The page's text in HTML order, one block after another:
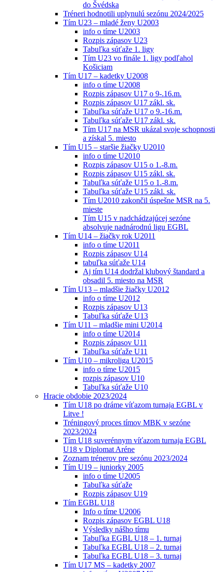
do Švédska
Tréneri hodnotili uplynulú sezónu 2024/2025
Tím U23 – mladé ženy U2003
info o tíme U2003
Rozpis zápasov U23
Tabuľka súťaže 1. ligy
Tím U23 vo finále 1. ligy podľahol
Košiciam
Tím U17 – kadetky U2008
info o tíme U2008
Rozpis zápasov U17 o 9-.16.m.
Rozpis zápasov U17 zákl. sk.
Tabuľka súťaže U17 o 9.-16.m.
Tabuľka súťaže U17 zákl. sk.
Tím U17 na MSR ukázal svoje schopnosti
a získal 5. miesto
Tím U15 – staršie žiačky U2010
info o tíme U2010
Rozpis zápasov U15 o 1.-8.m.
Rozpis zápasov U15 zákl. sk.
Tabuľka súťaže U15 o 1.-8.m.
Tabuľka súťaže U15 zákl. sk.
Tím U2010 zakončil úspešne MSR na 5.
mieste
Tím U15 v nadchádzajúcej sezóne
absolvuje nadnárodnú ligu EGBL
Tím U14 – žiačky rok U2011
info o tíme U2011
Rozpis zápasov U14
tabuľka súťaže U14
Aj tím U14 dodržal klubový štandard a
obsadil 5. miesto na MSR
Tím U13 – mladšie žiačky U2012
info o tíme U2012
Rozpis zápasov U13
Tabuľka súťaže U13
Tím U11 – mladšie mini U2014
info o tíme U2014
Rozpis zápasov U11
Tabuľka súťaže U11
Tím U10 – mikroliga U2015
info o tíme U2015
rozpis zápasov U10
Tabuľka súťaže U10
Hracie obdobie 2023/2024
Tím U18 po dráme víťazom turnaja EGBL v
Litve !
Tréningový proces tímov MBK v sezóne
2023/2024
Tím U18 suverénnym víťazom turnaja EGBL
U18 v Diplomat Aréne
Zoznam trénerov pre sezónu 2023/2024
Tím U19 – juniorky 2005
info o tíme U2005
Tabuľka súťaže
Rozpis zápasov U19
Tím EGBL U18
Info o tíme U2006
Rozpis zápasov EGBL U18
Výsledky nášho tímu
Tabuľka EGBL U18 – 1. turnaj
Tabuľka EGBL U18 – 2. turnaj
Tabuľka EGBL U18 – 3. turnaj
Tím U17 MS – kadetky 2007